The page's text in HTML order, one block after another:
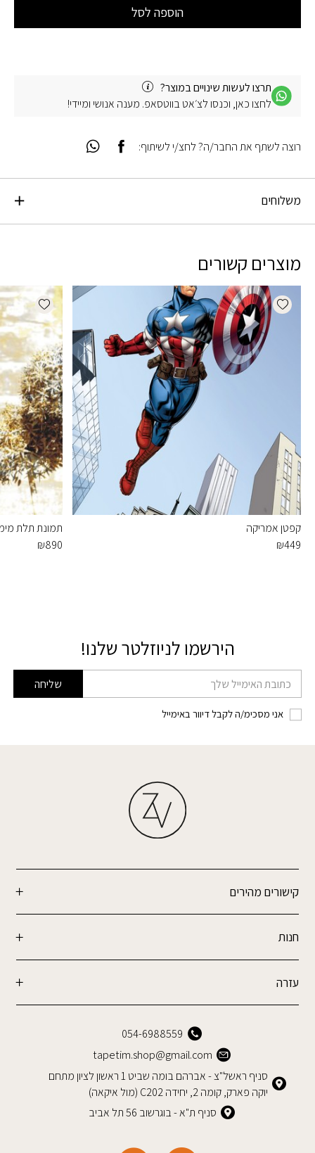
הוספה לסל
תרצו לעשות שינויים במוצר?
לחצו כאן, וכנסו לצ׳אט בווטסאפ. מענה אנושי ומיידי!
משלוחים
רוצה לשתף את החבר/ה? לחצ/י לשיתוף:
מוצרים קשורים
Add wishlist
קפטן אמריקה
₪449
wishlist
תמונת תלת
₪890
הירשמו לניוזלטר שלנו!
דוא׳׳ל שליחה
אני מסכימ/ה לקבל דיוור באימייל
קישורים מהירים
חנות
עזרה
054-6988559
tapetim.shop@gmail.com
סניף ראשל"צ - אברהם בומה שביט 1 ראשון לציון מתחם
יוקה פארק, קומה 2, יחידה C202 (מול איקאה)
סניף ת"א - בוגרשוב 56 תל אביב